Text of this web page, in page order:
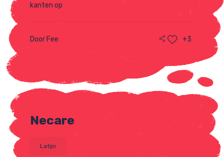
kanten op
Door Fee +3
Necare
Latijn